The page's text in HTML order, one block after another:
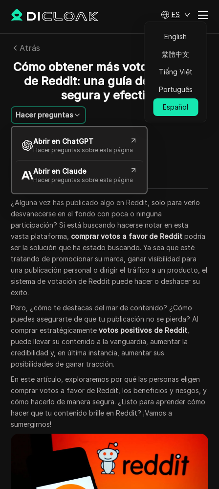
ES
English
繁體中文
Tiếng Việt
Português
Español
Atrás
Cómo obtener más votos positivos
de Reddit: una guía de compra
segura y efectiva
Hacer preguntas
Abrir en ChatGPT
Hacer preguntas sobre esta página
Abrir en Claude
Hacer preguntas sobre esta página
Jessica Wardell
19 sep 2025 7 minuto de lectura
Copy Link
¿Alguna vez has publicado algo en Reddit, solo para verlo
desvanecerse en el fondo con poca o ninguna
participación? Si está buscando hacerse notar en esta
vasta plataforma, comprar votos a favor de Reddit podría
ser la solución que ha estado buscando. Ya sea que esté
tratando de promocionar su marca, ganar visibilidad para
una publicación personal o dirigir el tráfico a un producto, el
sistema de votación de Reddit puede hacer o deshacer su
éxito.
Pero, ¿cómo te destacas del mar de contenido? ¿Cómo
puedes asegurarte de que tu publicación no se pierda? Al
comprar estratégicamentevotos positivos de Reddit
puede llevar su contenido a la vanguardia, aumentar la
credibilidad y, en última instancia, aumentar sus
posibilidades de ganar tracción.
En este artículo, exploraremos por qué las personas eligen
comprar votos a favor de Reddit, los beneficios y riesgos, y
cómo hacerlo de manera segura. ¿Listo para aprender cómo
hacer que tu contenido brille en Reddit? ¡Vamos a
sumergirnos!